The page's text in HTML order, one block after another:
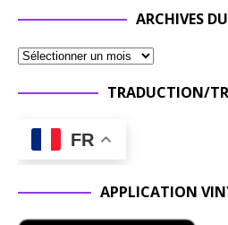
ARCHIVES
TRADUCTION/
FR
APPLICATION